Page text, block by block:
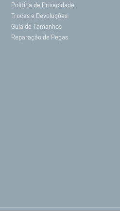
Política de Privacidade
Trocas e Devoluções
Guia de Tamanhos
Reparação de Peças